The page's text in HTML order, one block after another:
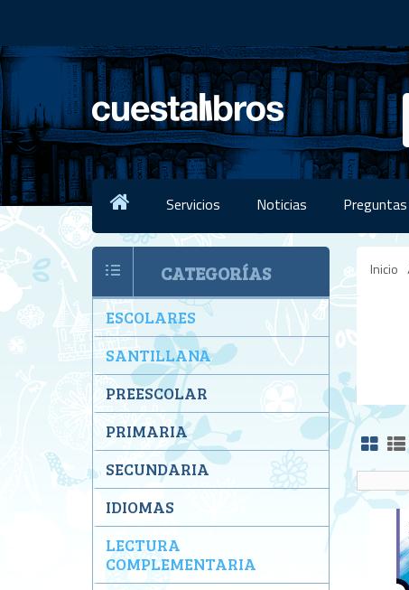
Servicios Noticias
Inicio
CATEGORÍAS
ESCOLARES
SANTILLANA
PREESCOLAR
PRIMARIA
SECUNDARIA
IDIOMAS
LECTURA
COMPLEMENTARIA